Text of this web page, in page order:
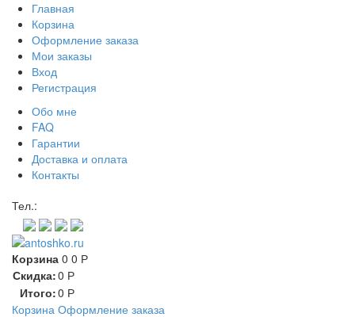
Главная
Корзина
Оформление заказа
Мои заказы
Вход
Регистрация
Обо мне
FAQ
Гарантии
Доставка и оплата
Контакты
Тел.:
Корзина 0 0 Р
Скидка:0 Р
Итого:0 Р
Корзина Оформление заказа